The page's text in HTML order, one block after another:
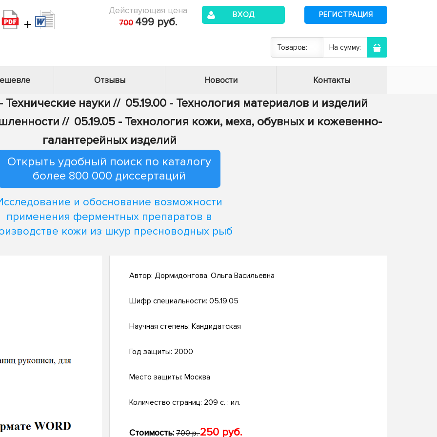
+
Действующая цена
700 499 руб.
ВХОД РЕГИСТРАЦИЯ
Товаров: На сумму:
Отзывы Новости Контакты
Технические науки // 05.19.00 - Технология материалов и изделий
// 05.19.05 - Технология кожи, меха, обувных и кожевенно-
галантерейных изделий
Открыть удобный поиск по каталогу
более 800 000 диссертаций
и обоснование возможности
применения ферментных препаратов в
кожи из шкур пресноводных рыб
Автор: Дормидонтова, Ольга Васильевна
Шифр специальности: 05.19.05
Научная степень: Кандидатская
Год защиты: 2000
Место защиты: Москва
Количество страниц: 209 с. : ил.
Стоимость: 700 р.250 руб.